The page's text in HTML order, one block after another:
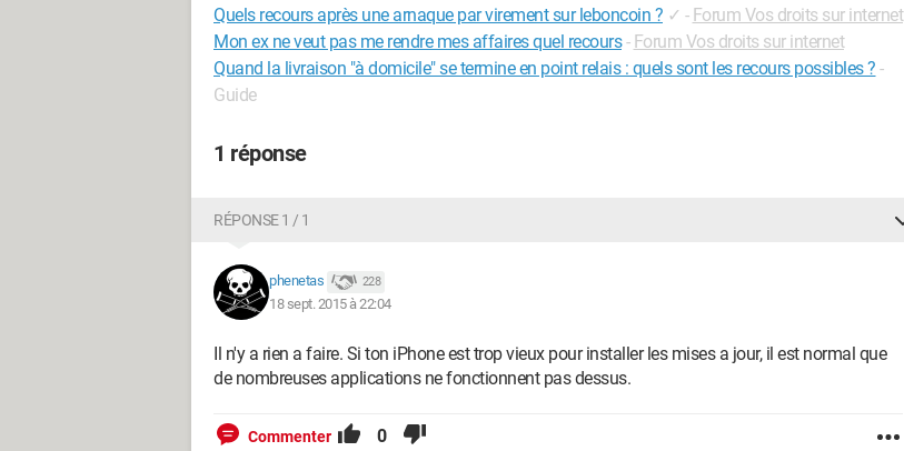
Quels recours après une arnaque par virement sur leboncoin ? ✓ - Forum Vos droits sur internet
Mon ex ne veut pas me rendre mes affaires quel recours - Forum Vos droits sur internet
Quand la livraison "à domicile" se termine en point relais : quels sont les recours possibles ? -
Guide
1 réponse
RÉPONSE 1 / 1
phenetas 228
18 sept. 2015 à 22:04
Il n'y a rien a faire. Si ton iPhone est trop vieux pour installer les mises a jour, il est normal que
de nombreuses applications ne fonctionnent pas dessus.
Commenter 0